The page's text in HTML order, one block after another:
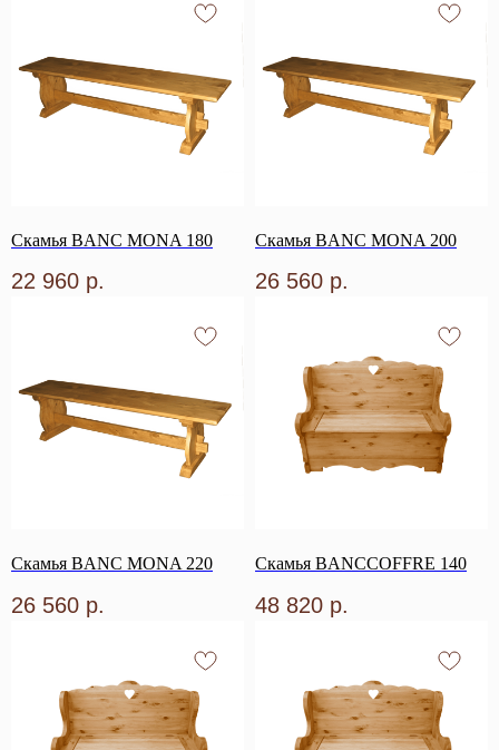
Скамья BANC MONA 180
22 960 р.
Скамья BANC MONA 200
26 560 р.
Скамья BANC MONA 220
26 560 р.
Скамья BANCCOFFRE 140
48 820 р.